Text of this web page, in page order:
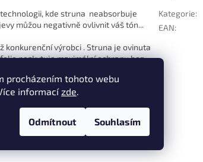
procházením tohoto webu
informacízde.
Odmítnout Souhlasím
kde struna neabsorbuje
můžou negativně ovlivnit váš tón...
konkurenční výrobci . Struna je ovinuta
poskytuje maximální ochranu bez
Kategorie:
EAN: